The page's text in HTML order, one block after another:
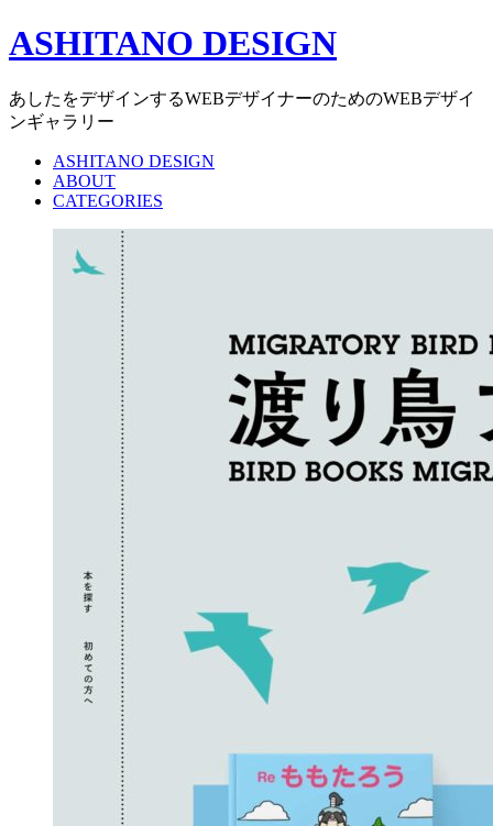
ASHITANO DESIGN
あしたをデザインするWEBデザイナーのためのWEBデザイ
ンギャラリー
ASHITANO DESIGN
ABOUT
CATEGORIES